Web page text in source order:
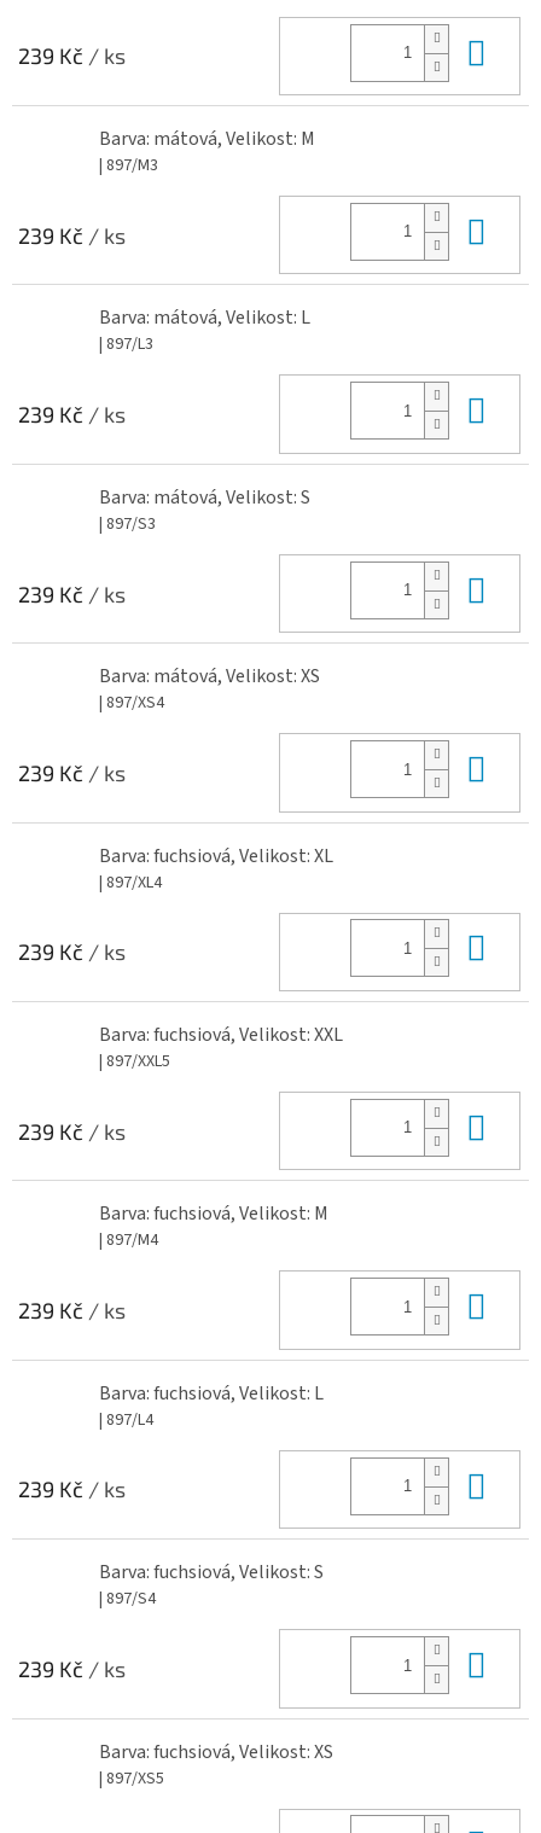
239 Kč / ks
Barva: mátová, Velikost: M
| 897/M3
239 Kč / ks
Barva: mátová, Velikost: L
| 897/L3
239 Kč / ks
Barva: mátová, Velikost: S
| 897/S3
239 Kč / ks
Barva: mátová, Velikost: XS
| 897/XS4
239 Kč / ks
Barva: fuchsiová, Velikost: XL
| 897/XL4
239 Kč / ks
Barva: fuchsiová, Velikost: XXL
| 897/XXL5
239 Kč / ks
Barva: fuchsiová, Velikost: M
| 897/M4
239 Kč / ks
Barva: fuchsiová, Velikost: L
| 897/L4
239 Kč / ks
Barva: fuchsiová, Velikost: S
| 897/S4
239 Kč / ks
Barva: fuchsiová, Velikost: XS
| 897/XS5